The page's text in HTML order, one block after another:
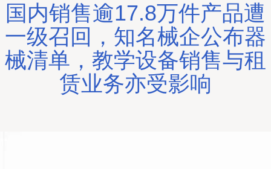
国内销售逾17.8万件产品遭
一级召回，知名械企公布器
械清单，教学设备销售与租
赁业务亦受影响